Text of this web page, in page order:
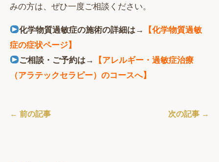
みの方は、ぜひ一度ご相談ください。
化学物質過敏症の施術の詳細は→
【化学物質過敏
症の症状ページ】
ご相談・ご予約は→
【アレルギー・過敏症治療
（アラテックセラピー）のコースへ】
← 前の記事 次の記事 →